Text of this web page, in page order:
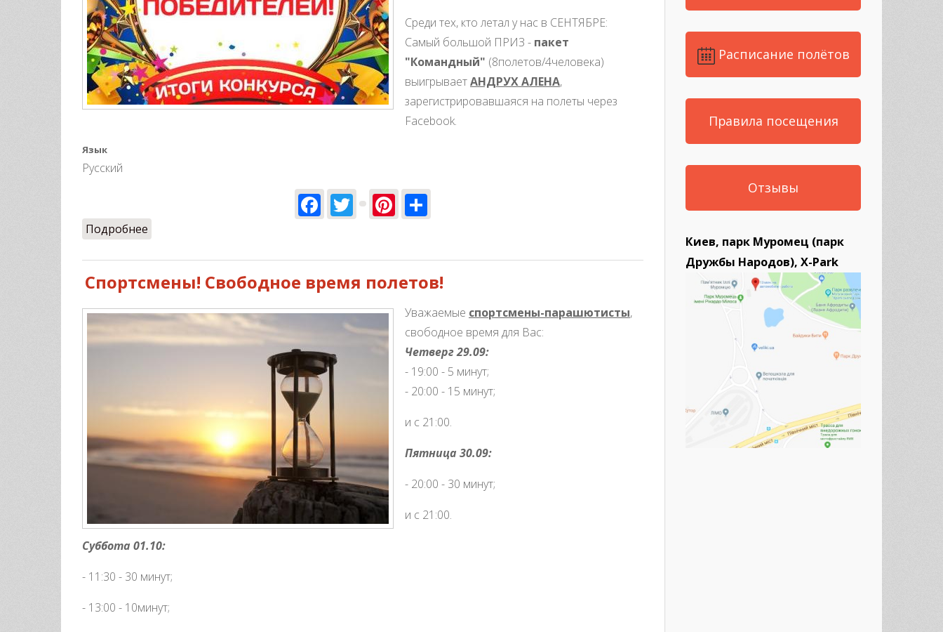
Среди тех, кто летал у нас в СЕНТЯБРЕ:
Самый большой ПРИЗ - пакет
"Командный" (8полетов/4человека)
выигрываетАНДРУХ АЛЕНА,
зарегистрировавшаяся на полеты через
Facebook.
Язык
Русский
Facebook
TwitterPinterest
Подробнее
Спортсмены! Свободное время полетов!
Уважаемые спортсмены-парашютисты,
свободное время для Вас:
Четверг 29.09:
- 19:00 - 5 минут;
- 20:00 - 15 минут;
и с 21:00.
Пятница 30.09:
- 20:00 - 30 минут;
и с 21:00.
Суббота 01.10:
- 11:30 - 30 минут;
- 13:00 - 10минут;
Расписание полётов
Правила посещения
Отзывы
Киев, парк Муромец (парк
Дружбы Народов), X-Park